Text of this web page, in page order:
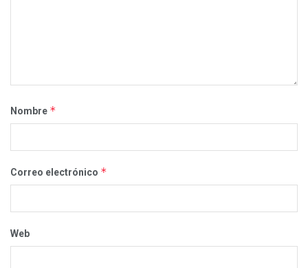
Nombre *
Correo electrónico *
Web